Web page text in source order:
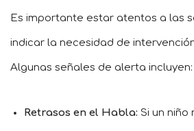
Es importante estar atentos a las
indicar la necesidad de
Algunas señales de alerta incluyen:
Retrasos en el Habla: Si un niño